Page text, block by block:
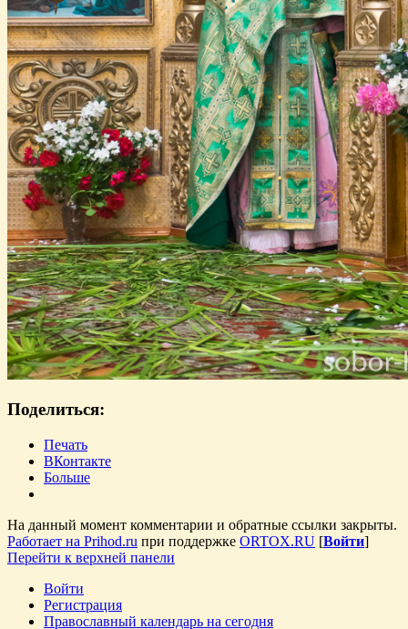
Поделиться:
Печать
ВКонтакте
Больше
На данный момент комментарии и обратные ссылки закрыты.
Работает на Prihod.ru при поддержке ORTOX.RU [Войти]
Перейти к верхней панели
Войти
Регистрация
Православный календарь на сегодня